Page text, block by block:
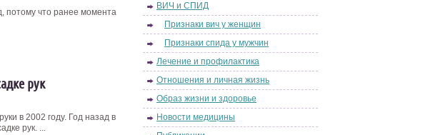
потому что ранее момента
рук
в 2002 году. Год назад в
рук. ...
ВИЧ и СПИД
Признаки вич у женщин
Признаки спида у мужчин
Лечение и профилактика
Отношения и личная жизнь
Образ жизни и здоровье
Новости медицины